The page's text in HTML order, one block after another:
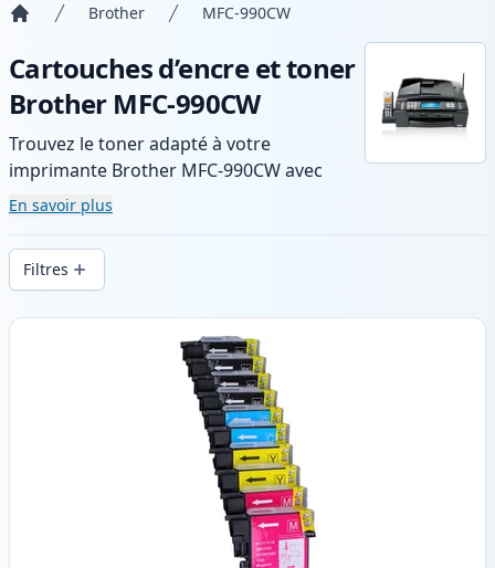
Brother MFC-990CW
Cartouches d’encre et toner
Brother MFC-990CW
Trouvez le toner adapté à votre
imprimante Brother MFC-990CW avec
notre gamme de cartouches compatibles
et haute capacité. Profitez d’une qualité
d’impression constante et d’une livraison
rapide depuis un stock local en .
En savoir plus
Filtres
Produits